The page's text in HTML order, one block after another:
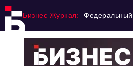
Бизнес Журнал: Федеральный